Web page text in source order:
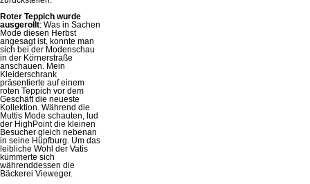
Roter Teppich wurde
ausgerollt: Was in Sachen
Mode diesen Herbst
angesagt ist, konnte man
sich bei der Modenschau
in der Körnerstraße
anschauen. Mein
Kleiderschrank
präsentierte auf einem
roten Teppich vor dem
Geschäft die neueste
Kollektion. Während die
Muttis Mode schauten, lud
der HighPoint die kleinen
Besucher gleich nebenan
in seine Hüpfburg. Um das
leibliche Wohl der Vatis
kümmerte sich
währenddessen die
Bäckerei Vieweger.